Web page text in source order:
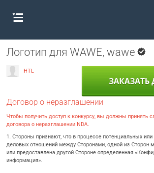
Логотип для WAWE, wawe
HTL
ЗАКАЗАТЬ
Договор о неразглашении
Чтобы получить доступ к конкурсу, вы должны принять
договора о неразглашении NDA.
1. Стороны признают, что в процессе потенциальных
деловых отношений между Сторонами, одной из Сторон
или предоставлена другой Стороне определенная
информация».